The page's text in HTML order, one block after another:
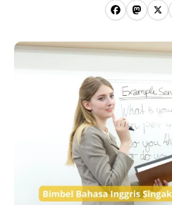
F
a
c
e
b
o
o
k
M
a
s
t
o
d
o
n
X